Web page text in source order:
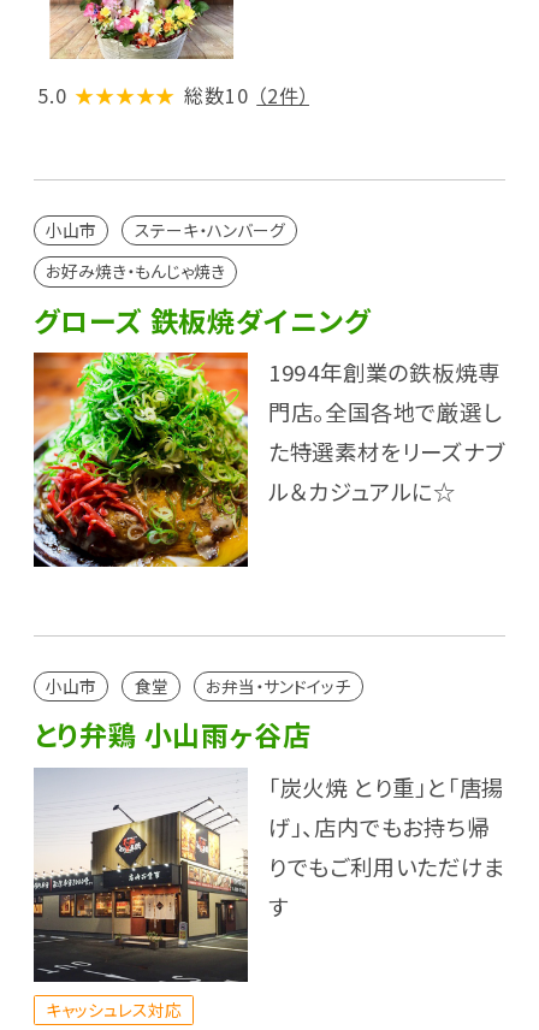
5.0 ★★★★★ 総数10 （2件）
小山市
ステーキ・ハンバーグ
お好み焼き・もんじゃ焼き
グローズ 鉄板焼ダイニング
1994年創業の鉄板焼専
門店。全国各地で厳選し
た特選素材をリーズナブ
ル＆カジュアルに☆
小山市 食堂 お弁当・サンドイッチ
とり弁鶏 小山雨ヶ谷店
「炭火焼 とり重」と「唐揚
げ」、店内でもお持ち帰
りでもご利用いただけま
す
キャッシュレス対応